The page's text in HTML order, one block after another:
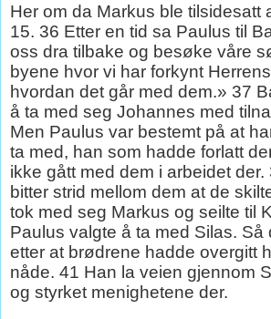
Her om da Markus ble tilsidesatt
15. 36 Etter en tid sa Paulus til
oss dra tilbake og besøke våre
byene hvor vi har forkynt
hvordan det går med dem.» 37
å ta med seg Johannes med
Men Paulus var bestemt på at
ta med, han som hadde forlatt
ikke gått med dem i arbeidet
bitter strid mellom dem at de
tok med seg Markus og seilte til
Paulus valgte å ta med Silas. Så
etter at brødrene hadde overgitt
nåde. 41 Han la veien gjennom
og styrket menighetene der.